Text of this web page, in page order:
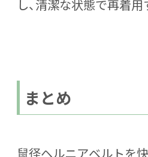
し、清潔な状態で再着用
まとめ
鼠径ヘルニアベルトを